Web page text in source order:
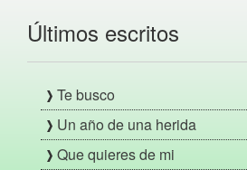
Últimos escritos
Te busco
Un año de una herida
Que quieres de mi